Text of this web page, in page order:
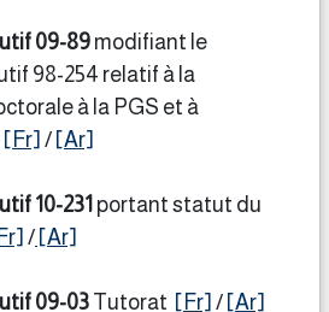
09-89 modifiant le
98-254 relatif à la
à la PGS et à
[Fr] / [Ar]
10-231portant statut du
/ [Ar]
09-03 Tutorat [Fr] / [Ar]